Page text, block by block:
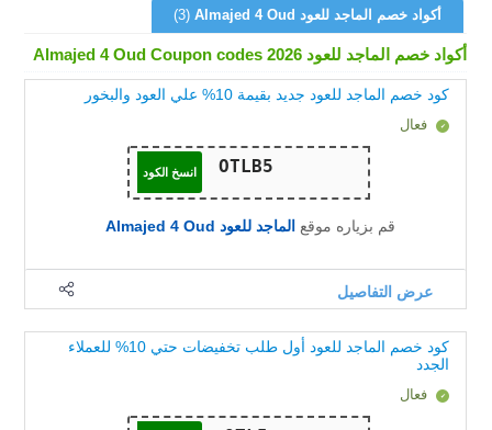
أكواد خصم الماجد للعود Almajed 4 Oud (3)
أكواد خصم الماجد للعود Almajed 4 Oud Coupon codes 2026
كود خصم الماجد للعود جديد بقيمة 10% علي العود والبخور
فعال
انسخ الكود
قم بزياره موقع الماجد للعود Almajed 4 Oud
عرض التفاصيل
كود خصم الماجد للعود أول طلب تخفيضات حتي 10% للعملاء
الجدد
فعال